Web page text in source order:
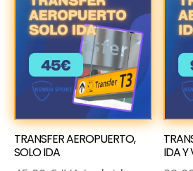
TRANSFER AEROPUERTO,
SOLO IDA
IDA Y